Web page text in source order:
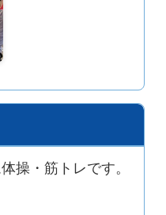
操・筋トレです。